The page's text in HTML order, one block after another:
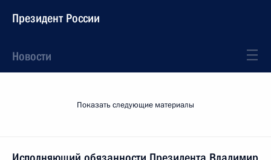
Президент России
Новости
Показать следующие материалы